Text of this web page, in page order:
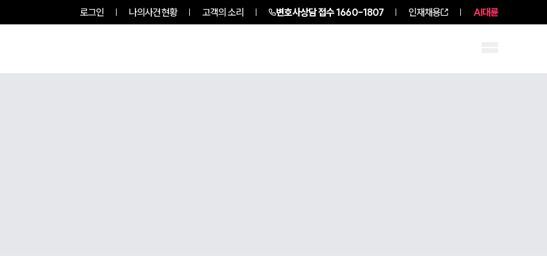
로그인 나의사건현황 고객의 소리 변호사상담 접수1660-1807 인재채용 AI대륜